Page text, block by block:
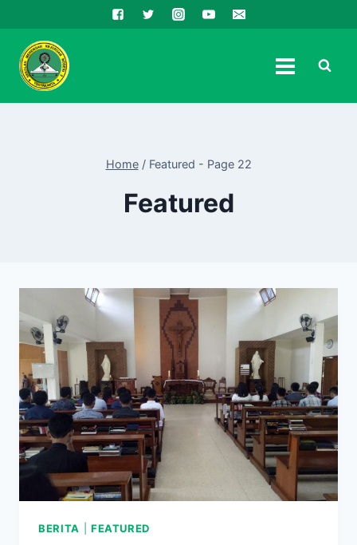
to
content
Home / Featured - Page 22
Featured
BERITA FEATURED